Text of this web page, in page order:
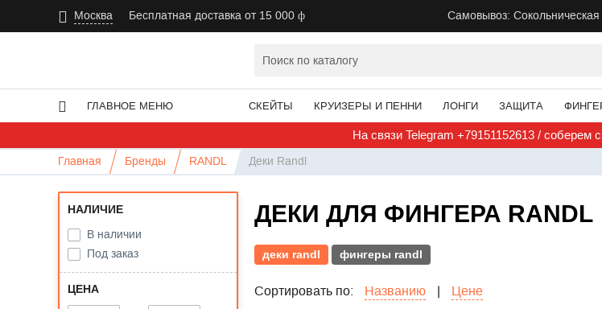
Москва Бесплатная доставка от 15 000 Самовывоз:
ГЛАВНОЕ МЕНЮ СКЕЙТЫ КРУИЗЕРЫ И ПЕННИ ЛОНГИ ЗАЩИТА
На связи Telegram +79151152613 / соберем
Главная Бренды RANDL Деки Randl
НАЛИЧИЕ
В наличии
Под заказ
ЦЕНА
ДЕКИ ДЛЯ ФИНГЕРА RANDL
деки randl фингеры randl
Сортировать по: Названию | Цене